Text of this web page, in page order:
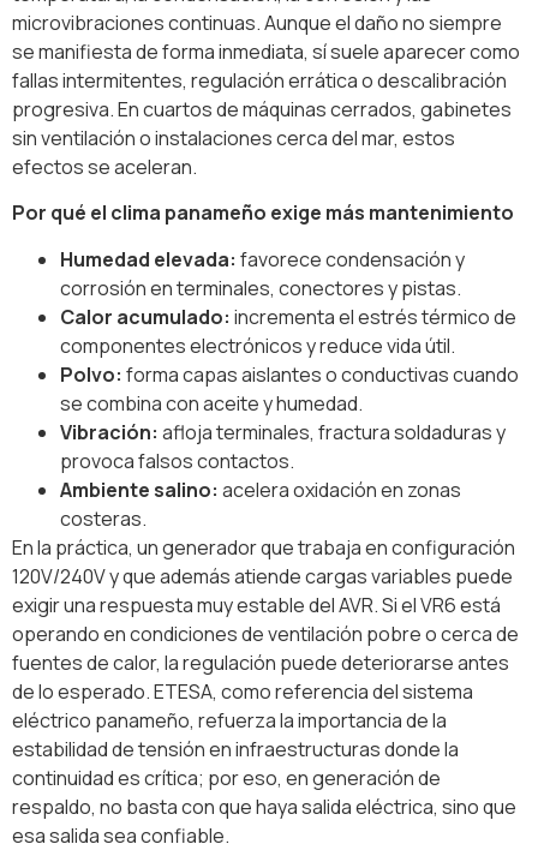
microvibraciones continuas. Aunque el daño no siempre
se manifiesta de forma inmediata, sí suele aparecer como
fallas intermitentes, regulación errática o descalibración
progresiva. En cuartos de máquinas cerrados, gabinetes
sin ventilación o instalaciones cerca del mar, estos
efectos se aceleran.
Por qué el clima panameño exige más mantenimiento
Humedad elevada: favorece condensación y
corrosión en terminales, conectores y pistas.
Calor acumulado: incrementa el estrés térmico de
componentes electrónicos y reduce vida útil.
Polvo: forma capas aislantes o conductivas cuando
se combina con aceite y humedad.
Vibración: afloja terminales, fractura soldaduras y
provoca falsos contactos.
Ambiente salino: acelera oxidación en zonas
costeras.
En la práctica, un generador que trabaja en configuración
120V/240V y que además atiende cargas variables puede
exigir una respuesta muy estable del AVR. Si el VR6 está
operando en condiciones de ventilación pobre o cerca de
fuentes de calor, la regulación puede deteriorarse antes
de lo esperado. ETESA, como referencia del sistema
eléctrico panameño, refuerza la importancia de la
estabilidad de tensión en infraestructuras donde la
continuidad es crítica; por eso, en generación de
respaldo, no basta con que haya salida eléctrica, sino que
esa salida sea confiable.